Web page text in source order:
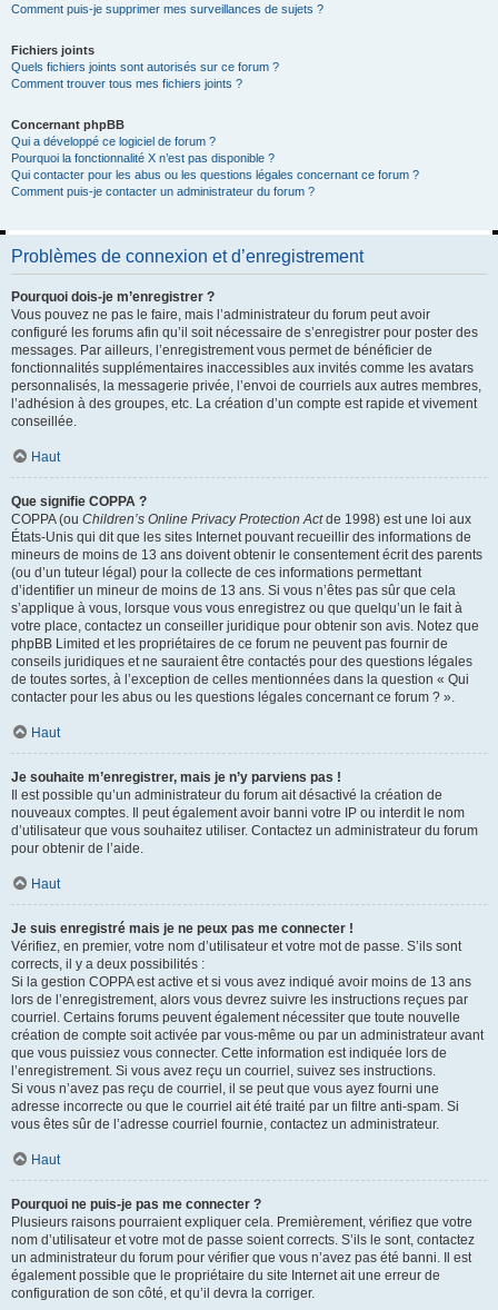
Comment puis-je supprimer mes surveillances de sujets ?
Fichiers joints
Quels fichiers joints sont autorisés sur ce forum ?
Comment trouver tous mes fichiers joints ?
Concernant phpBB
Qui a développé ce logiciel de forum ?
Pourquoi la fonctionnalité X n’est pas disponible ?
Qui contacter pour les abus ou les questions légales concernant ce forum ?
Comment puis-je contacter un administrateur du forum ?
Problèmes de connexion et d’enregistrement
Pourquoi dois-je m’enregistrer ?
Vous pouvez ne pas le faire, mais l’administrateur du forum peut avoir
configuré les forums afin qu’il soit nécessaire de s’enregistrer pour poster des
messages. Par ailleurs, l’enregistrement vous permet de bénéficier de
fonctionnalités supplémentaires inaccessibles aux invités comme les avatars
personnalisés, la messagerie privée, l’envoi de courriels aux autres membres,
l’adhésion à des groupes, etc. La création d’un compte est rapide et vivement
conseillée.
Haut
Que signifie COPPA ?
COPPA (ou Children’s Online Privacy Protection Actde 1998) est une loi aux
États-Unis qui dit que les sites Internet pouvant recueillir des informations de
mineurs de moins de 13 ans doivent obtenir le consentement écrit des parents
(ou d’un tuteur légal) pour la collecte de ces informations permettant
d’identifier un mineur de moins de 13 ans. Si vous n’êtes pas sûr que cela
s’applique à vous, lorsque vous vous enregistrez ou que quelqu’un le fait à
votre place, contactez un conseiller juridique pour obtenir son avis. Notez que
phpBB Limited et les propriétaires de ce forum ne peuvent pas fournir de
conseils juridiques et ne sauraient être contactés pour des questions légales
de toutes sortes, à l’exception de celles mentionnées dans la question « Qui
contacter pour les abus ou les questions légales concernant ce forum ? ».
Haut
Je souhaite m’enregistrer, mais je n’y parviens pas !
Il est possible qu’un administrateur du forum ait désactivé la création de
nouveaux comptes. Il peut également avoir banni votre IP ou interdit le nom
d’utilisateur que vous souhaitez utiliser. Contactez un administrateur du forum
pour obtenir de l’aide.
Haut
Je suis enregistré mais je ne peux pas me connecter !
Vérifiez, en premier, votre nom d’utilisateur et votre mot de passe. S’ils sont
corrects, il y a deux possibilités :
Si la gestion COPPA est active et si vous avez indiqué avoir moins de 13 ans
lors de l’enregistrement, alors vous devrez suivre les instructions reçues par
courriel. Certains forums peuvent également nécessiter que toute nouvelle
création de compte soit activée par vous-même ou par un administrateur avant
que vous puissiez vous connecter. Cette information est indiquée lors de
l’enregistrement. Si vous avez reçu un courriel, suivez ses instructions.
Si vous n’avez pas reçu de courriel, il se peut que vous ayez fourni une
adresse incorrecte ou que le courriel ait été traité par un filtre anti-spam. Si
vous êtes sûr de l’adresse courriel fournie, contactez un administrateur.
Haut
Pourquoi ne puis-je pas me connecter ?
Plusieurs raisons pourraient expliquer cela. Premièrement, vérifiez que votre
nom d’utilisateur et votre mot de passe soient corrects. S’ils le sont, contactez
un administrateur du forum pour vérifier que vous n’avez pas été banni. Il est
également possible que le propriétaire du site Internet ait une erreur de
configuration de son côté, et qu’il devra la corriger.